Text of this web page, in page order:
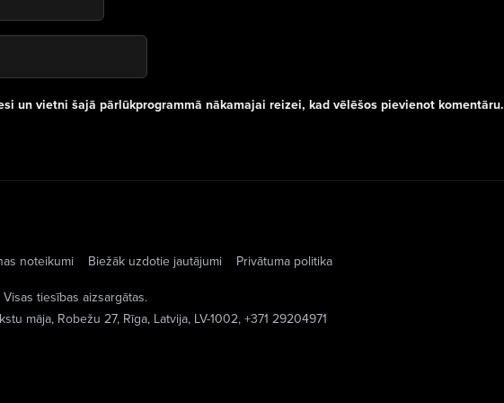
un vietni šajā pārlūkprogrammā nākamajai reizei, kad vēlēšos pievienot komentāru.
noteikumi Biežāk uzdotie jautājumi
Privātuma politika
tiesības aizsargātas.
māja, Robežu 27, Rīga, Latvija, LV-1002, +371 29204971